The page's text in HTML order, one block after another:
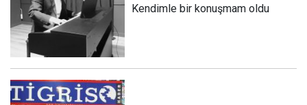
Kendimle bir konuşmam oldu